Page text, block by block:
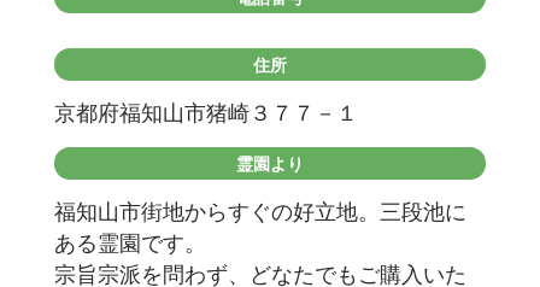
住所
京都府福知山市猪崎３７７－１
霊園より
福知山市街地からすぐの好立地。三段池に
ある霊園です。
宗旨宗派を問わず、どなたでもご購入いた